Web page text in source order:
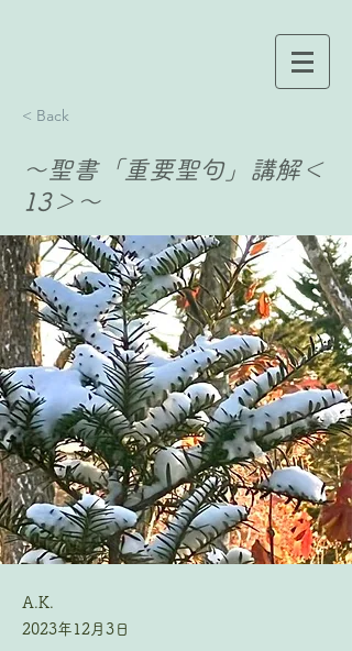
< Back
〜聖書「重要聖句」講解＜
13＞〜
A.K.
2023年12月3日